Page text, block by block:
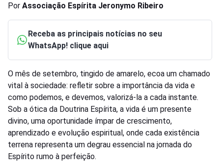
Por Associação Espírita Jeronymo Ribeiro
Receba as principais notícias no seu
WhatsApp! clique aqui
O mês de setembro, tingido de amarelo, ecoa um chamado
vital à sociedade: refletir sobre a importância da vida e
como podemos, e devemos, valorizá-la a cada instante.
Sob a ótica da Doutrina Espírita, a vida é um presente
divino, uma oportunidade ímpar de crescimento,
aprendizado e evolução espiritual, onde cada existência
terrena representa um degrau essencial na jornada do
Espírito rumo à perfeição.